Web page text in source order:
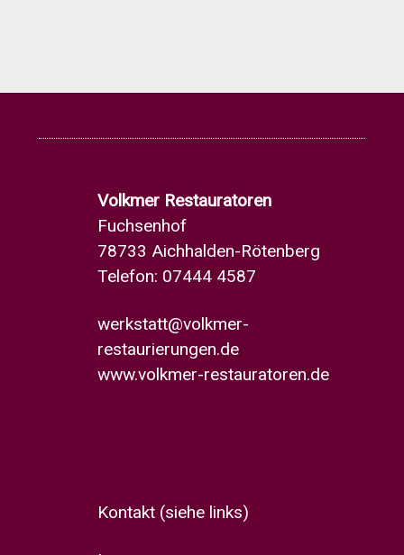
Volkmer Restauratoren
Fuchsenhof
78733 Aichhalden-Rötenberg
Telefon: 07444 4587
werkstatt@volkmer-
restaurierungen.de
www.volkmer-restauratoren.de
Kontakt (siehe links)